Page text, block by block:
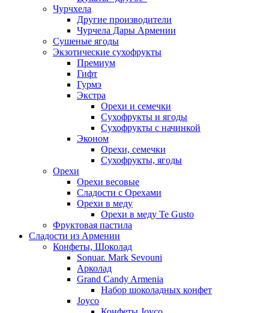
Чурчхела
Другие производители
Чурчела Дары Армении
Сушеные ягоды
Экзотические сухофрукты
Премиум
Гифт
Гурмэ
Экстра
Орехи и семечки
Сухофрукты и ягоды
Сухофрукты с начинкой
Эконом
Орехи, семечки
Сухофрукты, ягоды
Орехи
Орехи весовые
Сладости с Орехами
Орехи в меду
Орехи в меду Te Gusto
Фруктовая пастила
Сладости из Армении
Конфеты, Шоколад
Sonuar. Mark Sevouni
Арколад
Grand Candy Armenia
Набор шоколадных конфет
Joyco